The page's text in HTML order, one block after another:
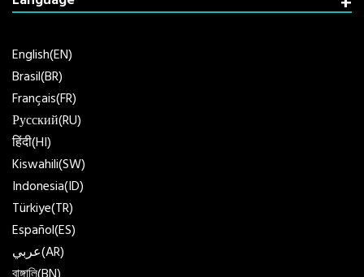
English(EN)
Brasil(BR)
Français(FR)
Русский(RU)
हिंदी(HI)
Kiswahili(SW)
Indonesia(ID)
Türkiye(TR)
Español(ES)
عربي(AR)